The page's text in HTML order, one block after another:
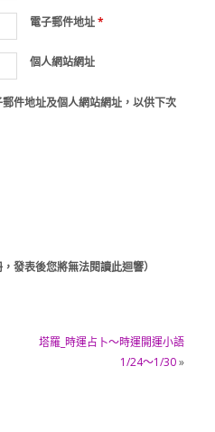
電子郵件地址*
個人網站網址
件地址及個人網站網址，以供下次
發表後您將無法閱讀此迴響）
塔羅_時運占卜～時運開運小語
1/24～1/30»